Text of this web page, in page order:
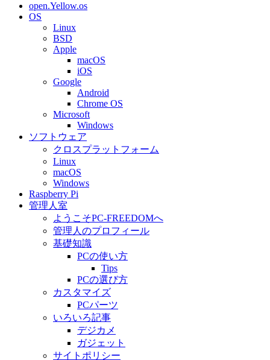
open.Yellow.os
OS
Linux
BSD
Apple
macOS
iOS
Google
Android
Chrome OS
Microsoft
Windows
ソフトウェア
クロスプラットフォーム
Linux
macOS
Windows
Raspberry Pi
管理人室
ようこそPC-FREEDOMへ
管理人のプロフィール
基礎知識
PCの使い方
Tips
PCの選び方
カスタマイズ
PCパーツ
いろいろ記事
デジカメ
ガジェット
サイトポリシー